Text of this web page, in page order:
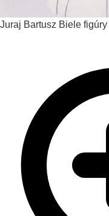
Juraj Bartusz Biele figúry